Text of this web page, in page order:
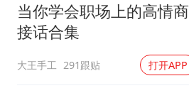
当你学会职场上的高情商
接话合集
大王手工 291跟贴 打开APP